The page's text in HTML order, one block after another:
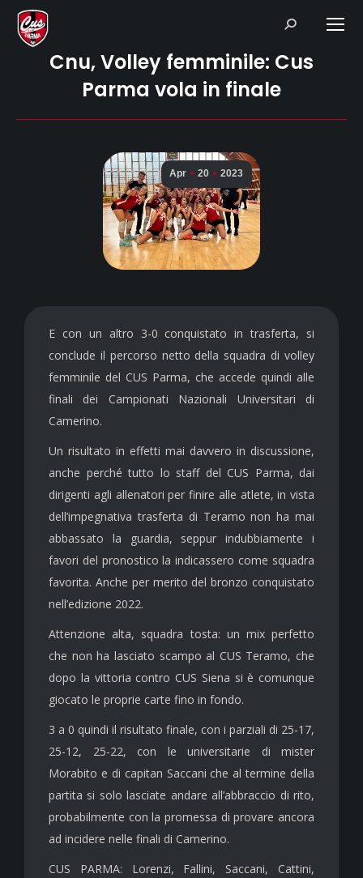
Search:
Cnu, Volley femminile: Cus
Parma vola in finale
Apr 20 2023
E con un altro 3-0 conquistato in trasferta, si
conclude il percorso netto della squadra di volley
femminile del CUS Parma, che accede quindi alle
finali dei Campionati Nazionali Universitari di
Camerino.
Un risultato in effetti mai davvero in discussione,
anche perché tutto lo staff del CUS Parma, dai
dirigenti agli allenatori per finire alle atlete, in vista
dell’impegnativa trasferta di Teramo non ha mai
abbassato la guardia, seppur indubbiamente i
favori del pronostico la indicassero come squadra
favorita. Anche per merito del bronzo conquistato
nell’edizione 2022.
Attenzione alta, squadra tosta: un mix perfetto
che non ha lasciato scampo al CUS Teramo, che
dopo la vittoria contro CUS Siena si è comunque
giocato le proprie carte fino in fondo.
3 a 0 quindi il risultato finale, con i parziali di 25-17,
25-12, 25-22, con le universitarie di mister
Morabito e di capitan Saccani che al termine della
partita si solo lasciate andare all’abbraccio di rito,
probabilmente con la promessa di provare ancora
ad incidere nelle finali di Camerino.
CUS PARMA: Lorenzi, Fallini, Saccani, Cattini,